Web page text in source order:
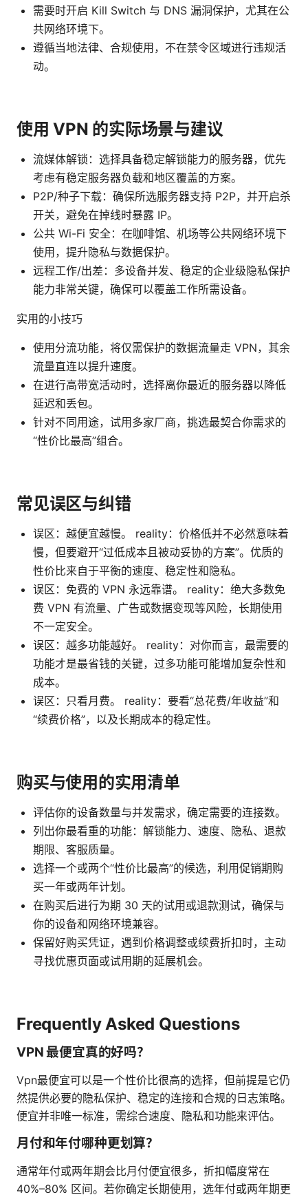
需要时开启 Kill Switch 与 DNS 漏洞保护，尤其在公
共网络环境下。
遵循当地法律、合规使用，不在禁令区域进行违规活
动。
使用 VPN 的实际场景与建议
流媒体解锁：选择具备稳定解锁能力的服务器，优先
考虑有稳定服务器负载和地区覆盖的方案。
P2P/种子下载：确保所选服务器支持 P2P，并开启杀
开关，避免在掉线时暴露 IP。
公共 Wi-Fi 安全：在咖啡馆、机场等公共网络环境下
使用，提升隐私与数据保护。
远程工作/出差：多设备并发、稳定的企业级隐私保护
能力非常关键，确保可以覆盖工作所需设备。
实用的小技巧
使用分流功能，将仅需保护的数据流量走 VPN，其余
流量直连以提升速度。
在进行高带宽活动时，选择离你最近的服务器以降低
延迟和丢包。
针对不同用途，试用多家厂商，挑选最契合你需求的
“性价比最高”组合。
常见误区与纠错
误区：越便宜越慢。 reality：价格低并不必然意味着
慢，但要避开“过低成本且被动妥协的方案”。优质的
性价比来自于平衡的速度、稳定性和隐私。
误区：免费的 VPN 永远靠谱。 reality：绝大多数免
费 VPN 有流量、广告或数据变现等风险，长期使用
不一定安全。
误区：越多功能越好。 reality：对你而言，最需要的
功能才是最省钱的关键，过多功能可能增加复杂性和
成本。
误区：只看月费。 reality：要看“总花费/年收益”和
“续费价格”，以及长期成本的稳定性。
购买与使用的实用清单
评估你的设备数量与并发需求，确定需要的连接数。
列出你最看重的功能：解锁能力、速度、隐私、退款
期限、客服质量。
选择一个或两个“性价比最高”的候选，利用促销期购
买一年或两年计划。
在购买后进行为期 30 天的试用或退款测试，确保与
你的设备和网络环境兼容。
保留好购买凭证，遇到价格调整或续费折扣时，主动
寻找优惠页面或试用期的延展机会。
Frequently Asked Questions
VPN 最便宜真的好吗？
Vpn最便宜可以是一个性价比很高的选择，但前提是它仍
然提供必要的隐私保护、稳定的连接和合规的日志策略。
便宜并非唯一标准，需综合速度、隐私和功能来评估。
月付和年付哪种更划算？
通常年付或两年期会比月付便宜很多，折扣幅度常在
40%–80% 区间。若你确定长期使用，选年付或两年期更